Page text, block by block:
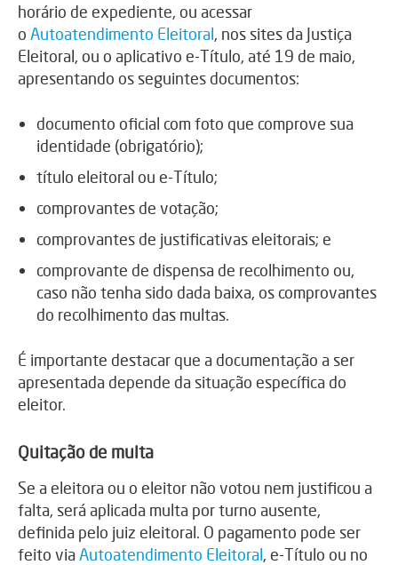
horário de expediente, ou acessar
o Autoatendimento Eleitoral, nos sites da Justiça
Eleitoral, ou o aplicativo e-Título, até 19 de maio,
apresentando os seguintes documentos:
documento oficial com foto que comprove sua
identidade (obrigatório);
título eleitoral ou e-Título;
comprovantes de votação;
comprovantes de justificativas eleitorais; e
comprovante de dispensa de recolhimento ou,
caso não tenha sido dada baixa, os comprovantes
do recolhimento das multas.
É importante destacar que a documentação a ser
apresentada depende da situação específica do
eleitor.
Quitação de multa
Se a eleitora ou o eleitor não votou nem justificou a
falta, será aplicada multa por turno ausente,
definida pelo juiz eleitoral. O pagamento pode ser
feito viaAutoatendimento Eleitoral, e-Título ou no